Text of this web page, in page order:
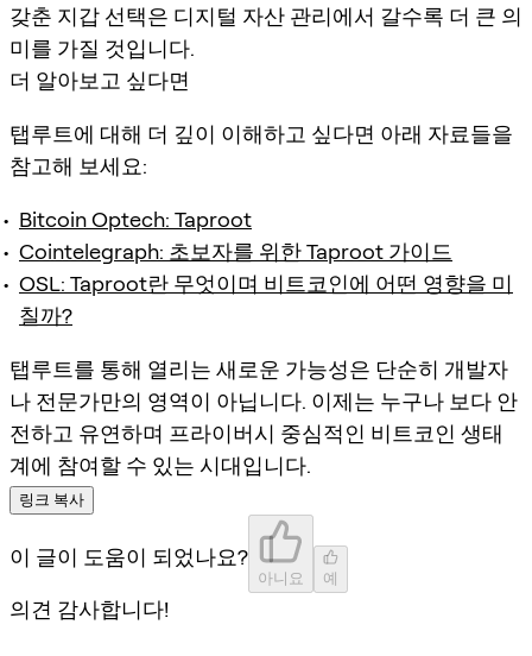
갖춘 지갑 선택은 디지털 자산 관리에서 갈수록 더 큰 의
미를 가질 것입니다.
더 알아보고 싶다면
탭루트에 대해 더 깊이 이해하고 싶다면 아래 자료들을
참고해 보세요:
Bitcoin Optech: Taproot
Cointelegraph: 초보자를 위한 Taproot 가이드
OSL: Taproot란 무엇이며 비트코인에 어떤 영향을 미
칠까?
탭루트를 통해 열리는 새로운 가능성은 단순히 개발자
나 전문가만의 영역이 아닙니다. 이제는 누구나 보다 안
전하고 유연하며 프라이버시 중심적인 비트코인 생태
계에 참여할 수 있는 시대입니다.
링크 복사
이 글이 도움이 되었나요?
아니요 예
의견 감사합니다!